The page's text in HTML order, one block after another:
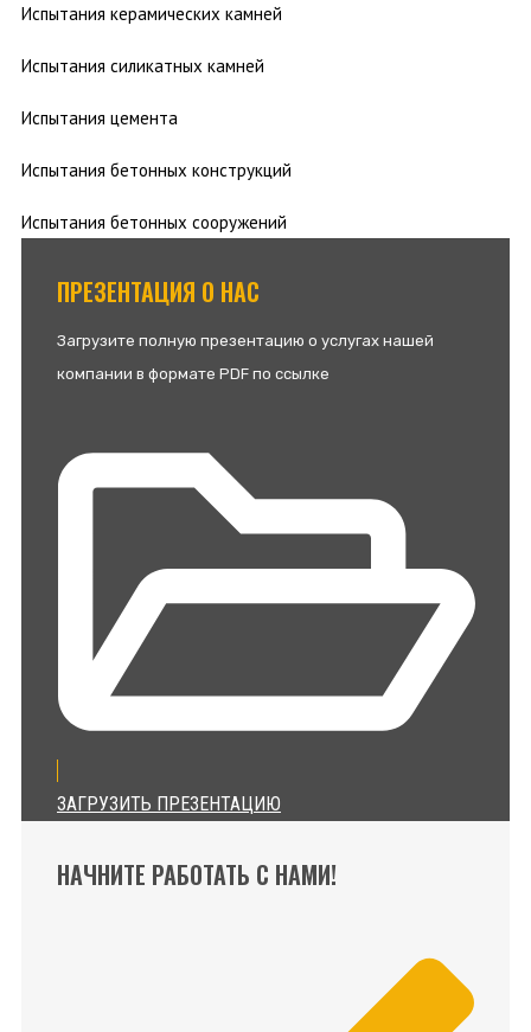
Испытания керамических камней
Испытания силикатных камней
Испытания цемента
Испытания бетонных конструкций
Испытания бетонных сооружений
ПРЕЗЕНТАЦИЯ О НАС
Загрузите полную презентацию о услугах нашей
компании в формате PDF по ссылке
ЗАГРУЗИТЬ ПРЕЗЕНТАЦИЮ
НАЧНИТЕ РАБОТАТЬ С НАМИ!